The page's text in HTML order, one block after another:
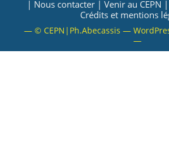
LABORATOIRE CITOYEN
VALORISATION
| Nous contacter | Venir au CEPN |
Crédits et mentions
— © CEPN|Ph.Abecassis —
—